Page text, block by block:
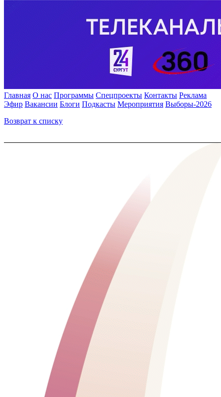
Главная О нас Программы Спецпроекты Контакты Реклама
Эфир Вакансии Блоги Подкасты Мероприятия Выборы-2026
Возврат к списку